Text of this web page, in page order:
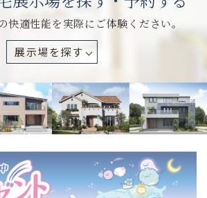
快適性能を実際にご体験ください。
展示場を探す